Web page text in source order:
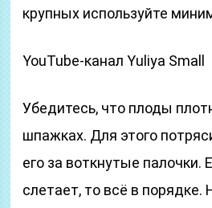
крупных используйте
YouTube-канал Yuliya Small
Убедитесь, что плоды
шпажках. Для этого
его за воткнутые палочки.
слетает, то всё в